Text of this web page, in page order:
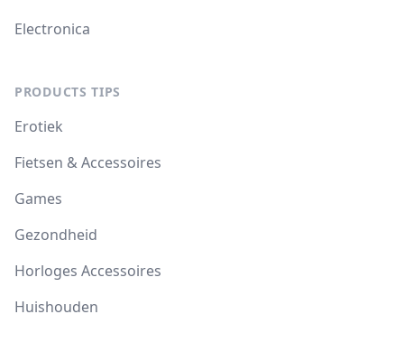
Electronica
PRODUCTS TIPS
Erotiek
Fietsen & Accessoires
Games
Gezondheid
Horloges Accessoires
Huishouden